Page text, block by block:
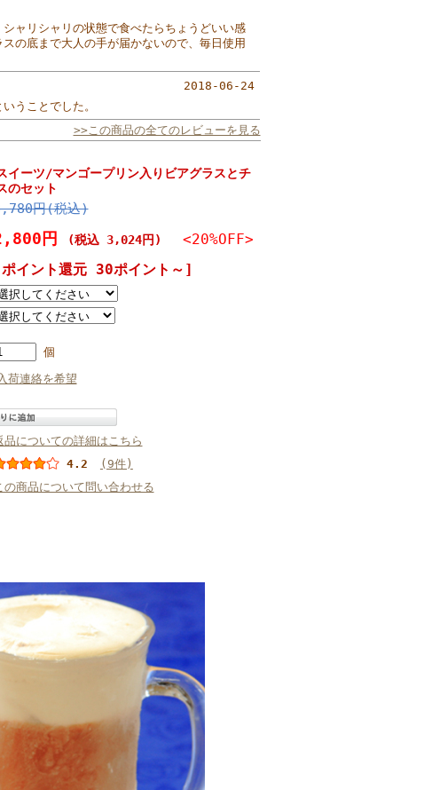
ャリシャリの状態で食べたらちょうどいい感
の底まで大人の手が届かないので、毎日使用
2018-06-24
うことでした。
>>この商品の全てのレビューを見る
イーツ/マンゴープリン入りビアグラスとチ
のセット
円(税込)
円 (税込 3,024円)
<20%OFF>
イント還元 30ポイント～]
個
荷連絡を希望
品についての詳細はこちら
4.2
(9件)
の商品について問い合わせる